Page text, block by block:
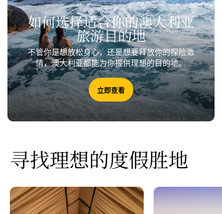
如何选择适合你的澳大利亚
旅游目的地
不管你是想放松身心，还是想要释放你的探险激
情，澳大利亚都能为你提供理想的目的地。
立即查看
寻找理想的度假胜地